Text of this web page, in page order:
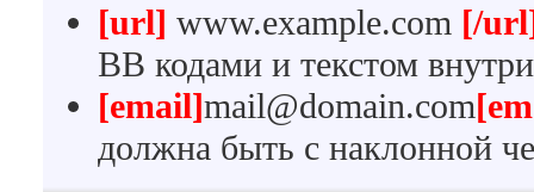
[url] www.example.com [/
BB кодами и текстом
[email]mail@domain.com
должна быть с наклонной